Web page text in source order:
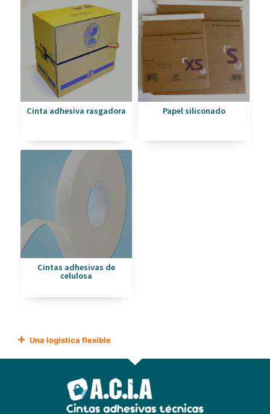
Cinta adhesiva rasgadora Papel siliconado
Cintas adhesivas de
celulosa
Una logística flexible